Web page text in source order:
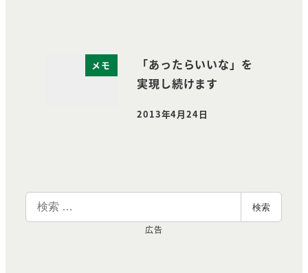
メモ
「あったらいいな」を
実現し続けます
投稿日
2013年4月24日
索
検索
広告